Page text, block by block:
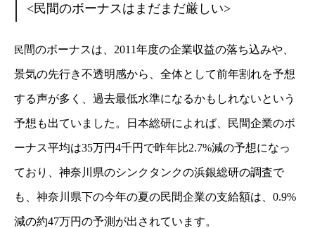
<民間のボーナスはまだまだ厳しい>
民 間のボーナスは、2011年度の企業収益の落ち込みや、
景気の先行き不透明感から、全体として前年割れを予想
する声が多く、過去最低水準になるかもしれないという
予想も出ていました。日本総研によれば、民間企業のボ
ーナス平均は35万円4千円で昨年比2.7%減の予想になっ
ており、神奈川県のシンクタンクの浜銀総研の調査で
も、神奈川県下の今年の夏の民間企業の支給額は、0.9%
減の約47万円の予測が出されています。